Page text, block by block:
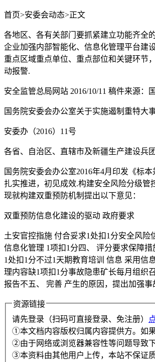
首页>安委会动态>正文
各地区、各有关部门要抓紧建立功能齐全
企业加强内部智能化、信息化管理平台建
重点区域重点单位、重点部位和关键环节
动报警.
安全监管总局网站 2016/10/11 稿件来源
国务院安委会办公室关于实施遏制重特大
安委办（2016）11号
各省、自治区、直辖市及新疆生产建设兵
国务院安委会办公室2016年4月印发《标
扎实推进，初见成效.构建安全风险分级管
现就构建双重预防机制提出以下意见：
双重预防信息化建设的驱动 政府要求
土安官控指施 付合妥求1处扣1分安全风
信息化管理 1项扣1分四、 评分要求保障
1处扣1分不过1天期教育培训 信息 采用信
理内容缺1项扣1分事故隐患矿长每月组织
报告不五、 完善 产生的原因，提出加强
资源链接
请先登录（扫码可直接登录、免注册）
①本文档内容版权归属内容提供方。如
②由于网络或浏览器兼容性等问题导致
③本资料由其他用户上传，本站不保证